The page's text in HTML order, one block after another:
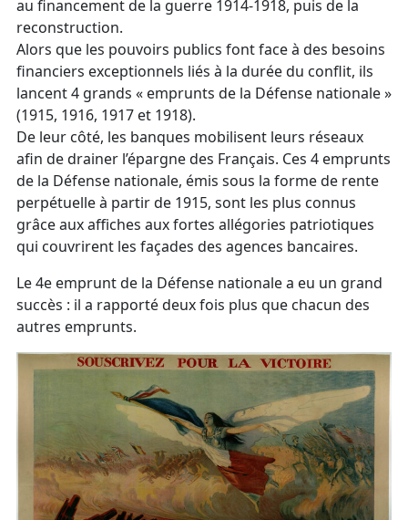
au financement de la guerre 1914-1918, puis de la
reconstruction.
Alors que les pouvoirs publics font face à des besoins
financiers exceptionnels liés à la durée du conflit, ils
lancent 4 grands « emprunts de la Défense nationale »
(1915, 1916, 1917 et 1918).
De leur côté, les banques mobilisent leurs réseaux
afin de drainer l’épargne des Français. Ces 4 emprunts
de la Défense nationale, émis sous la forme de rente
perpétuelle à partir de 1915, sont les plus connus
grâce aux affiches aux fortes allégories patriotiques
qui couvrirent les façades des agences bancaires.
Le 4e emprunt de la Défense nationale a eu un grand
succès : il a rapporté deux fois plus que chacun des
autres emprunts.